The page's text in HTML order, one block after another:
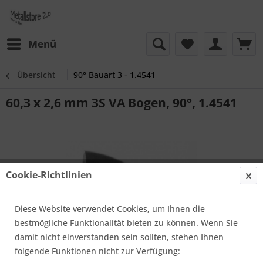
Menü
Übersicht 90° Bauart 3 - 1.4541
60,3 x 2,6 mm 3S VA Bogen, 90°, 1.4541
Cookie-Richtlinien
Diese Website verwendet Cookies, um Ihnen die
bestmögliche Funktionalität bieten zu können. Wenn Sie
damit nicht einverstanden sein sollten, stehen Ihnen
folgende Funktionen nicht zur Verfügung: